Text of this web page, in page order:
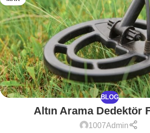
BLOG
Altın Arama Dedektör
1007Admin